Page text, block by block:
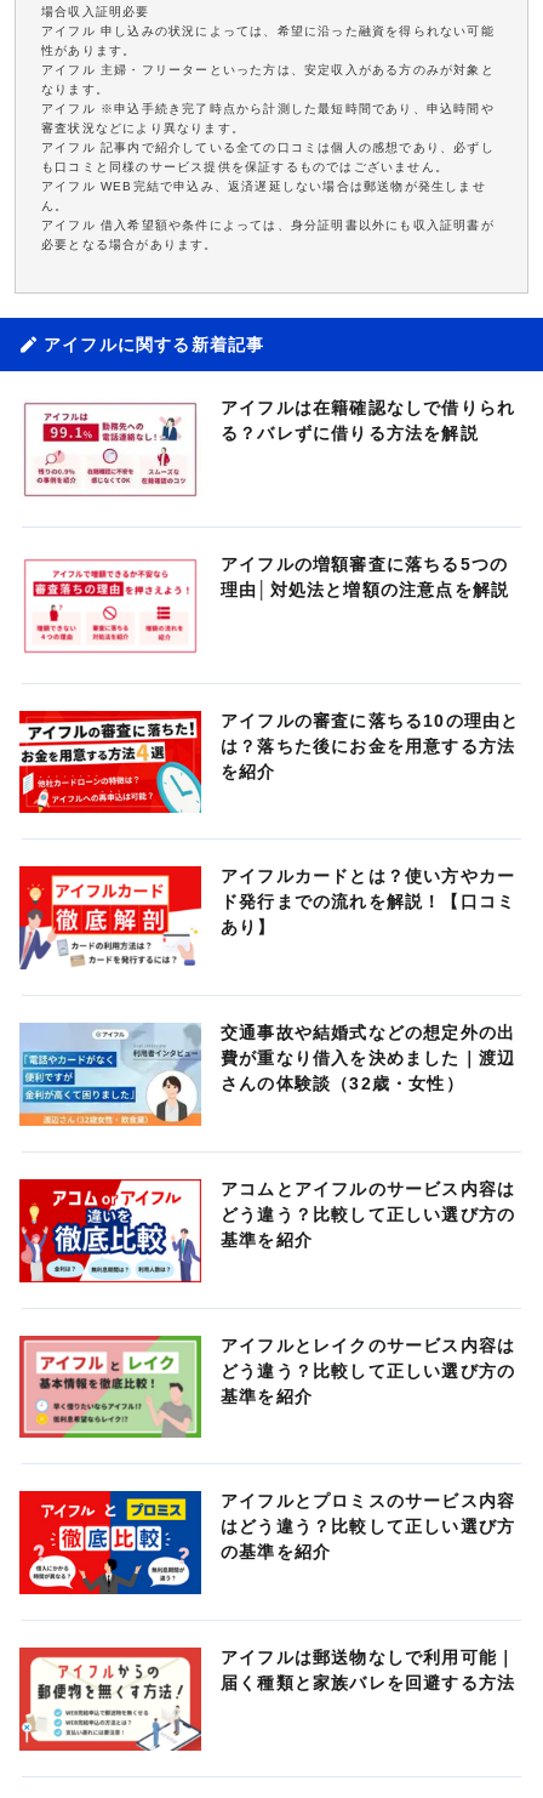
場合収入証明必要
アイフル 申し込みの状況によっては、希望に沿った融資を得られない可能
性があります。
アイフル 主婦・フリーターといった方は、安定収入がある方のみが対象と
なります。
アイフル ※申込手続き完了時点から計測した最短時間であり、申込時間や
審査状況などにより異なります。
アイフル 記事内で紹介している全ての口コミは個人の感想であり、必ずし
も口コミと同様のサービス提供を保証するものではございません。
アイフル WEB完結で申込み、返済遅延しない場合は郵送物が発生しませ
ん。
アイフル 借入希望額や条件によっては、身分証明書以外にも収入証明書が
必要となる場合があります。
アイフルに関する新着記事
アイフルは在籍確認なしで借りられ
る？バレずに借りる方法を解説
アイフルの増額審査に落ちる5つの
理由│対処法と増額の注意点を解説
アイフルの審査に落ちる10の理由と
は？落ちた後にお金を用意する方法
を紹介
アイフルカードとは？使い方やカー
ド発行までの流れを解説！【口コミ
あり】
交通事故や結婚式などの想定外の出
費が重なり借入を決めました｜渡辺
さんの体験談（32歳・女性）
アコムとアイフルのサービス内容は
どう違う？比較して正しい選び方の
基準を紹介
アイフルとレイクのサービス内容は
どう違う？比較して正しい選び方の
基準を紹介
アイフルとプロミスのサービス内容
はどう違う？比較して正しい選び方
の基準を紹介
アイフルは郵送物なしで利用可能｜
届く種類と家族バレを回避する方法